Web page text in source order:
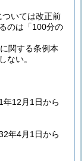
いては改正前
のは「100分の
関する条例本
ない。
年12月1日から
年4月1日から